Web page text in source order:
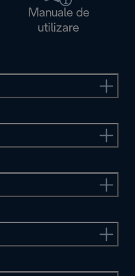
Manuale de
utilizare